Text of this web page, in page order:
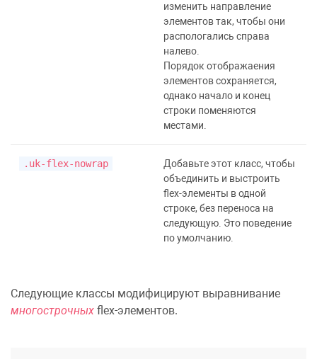
изменить направление
элементов так, чтобы они
распологались справа
налево.
Порядок отображаения
элементов сохраняется,
однако начало и конец
строки поменяются
местами.
.uk-flex-nowrap
Добавьте этот класс, чтобы
объединить и выстроить
flex-элементы в одной
строке, без переноса на
следующую. Это поведение
по умолчанию.
Следующие классы модифицируют выравнивание
многострочных flex-элементов.